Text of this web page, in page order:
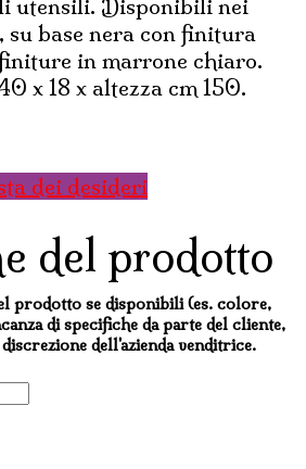
utensili. Disponibili nei
su base nera con finitura
in marrone chiaro.
x 18 x altezza cm 150.
dei desideri
del prodotto
prodotto se disponibili (es. colore,
di specifiche da parte del cliente,
dell'azienda venditrice.